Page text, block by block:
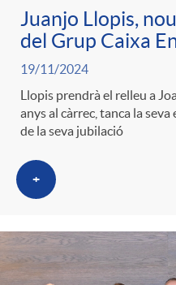
Juanjo Llopis,
del Grup Caixa
19/11/2024
Llopis prendrà el relleu a
anys al càrrec, tanca la
de la seva jubilació
+